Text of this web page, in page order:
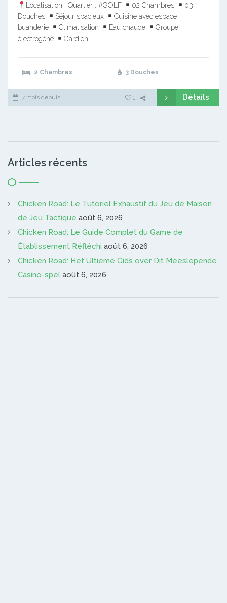
Localisation | Quartier : #GOLF
02 Chambres
03
Douches
Séjour spacieux
Cuisine avec espace
buanderie
Climatisation Eau chaude
Groupe
électrogène
Gardien…
2 Chambres 3 Douches
7 mois depuis 1 Détails
Articles récents
Chicken Road: Le Tutoriel Exhaustif du Jeu de Maison
de Jeu Tactique août 6, 2026
Chicken Road: Le Guide Complet du Game de
Établissement Réfléchi août 6, 2026
Chicken Road: Het Ultieme Gids over Dit Meeslepende
Casino-spel août 6, 2026